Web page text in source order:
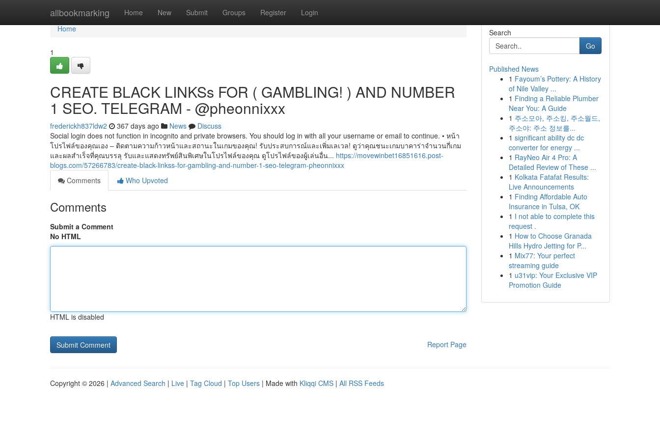
allbookmarking Home New Submit Groups Register Login
Home
Home
1
CREATE BLACK LINKSs FOR ( GAMBLING! ) AND NUMBER
1 SEO. TELEGRAM - @pheonnixxx
frederickh837ldw2 367 days ago News
Discuss
Social login does not function in incognito and private browsers. You should log in with all your username or email to continue. • หน้า​
โป​ร​ไฟล์ของ​คุณ​เอง – ติดตาม​ความ​ก้าวหน้า​และ​สถานะ​ใน​เกม​ของ​คุณ! รับ​ประสบการณ์​และ​เพิ่มเลเวล! ดู​ว่า​คุณ​ชนะ​เกม​บา​คา​ร่า​จำนวน​กี่​เกม​
และ​ผล​สำเร็จ​ที่​คุณ​บรรลุ รับ​และ​แสดง​ทรัพย์สิน​พิเศษ​ใน​โป​ร​ไฟล์ของ​คุณ ดู​โป​ร​ไฟล์ของ​ผู้​เล่น​อื่น​... https://movewinbet16851616.post-
blogs.com/57266783/create-black-linkss-for-gambling-and-number-1-seo-telegram-pheonnixxx
Comments
Who Upvoted
Comments
Submit a Comment
No HTML
HTML is disabled
Report Page
Search
Go
Published News
1 Fayoum’s Pottery: A History
of Nile Valley ...
1 Finding a Reliable Plumber
Near You: A Guide
1 주소모아, 주소킹, 주소월드,
주소야: 주소 정보를...
1 significant ability dc dc
converter for energy ...
1 RayNeo Air 4 Pro: A
Detailed Review of These ...
1 Kolkata Fatafat Results:
Live Announcements
1 Finding Affordable Auto
Insurance in Tulsa, OK
1 I not able to complete this
request .
1 How to Choose Granada
Hills Hydro Jetting for P...
1 Mix77: Your perfect
streaming guide
1 u31vip: Your Exclusive VIP
Promotion Guide
Copyright © 2026 | Advanced Search | Live | Tag Cloud | Top Users | Made with Kliqqi CMS | All RSS Feeds